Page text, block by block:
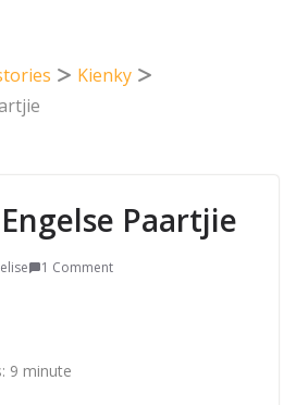
Kienky
Paartjie
1 Comment
9 minute